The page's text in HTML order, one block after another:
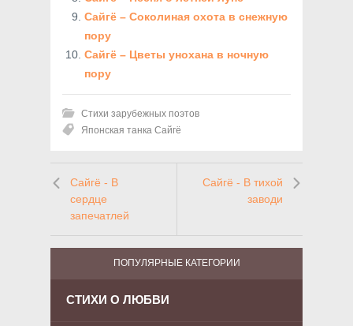
Сайгё – Соколиная охота в снежную
пору
Сайгё – Цветы унохана в ночную
пору
Стихи зарубежных поэтов
Японская танка Сайгё
Сайгё - В
сердце
запечатлей
Сайгё - В тихой
заводи
ПОПУЛЯРНЫЕ КАТЕГОРИИ
СТИХИ О ЛЮБВИ